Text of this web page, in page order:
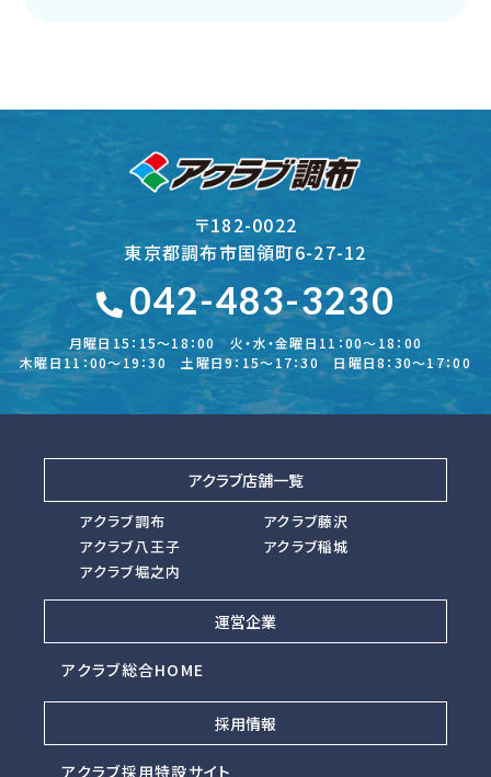
〒182-0022
東京都調布市国領町6-27-12
042-483-3230
月曜日15：15～18：00 火・水・金曜日11：00～18：00
木曜日11：00～19：30 土曜日9：15～17：30 日曜日8：30～17：00
アクラブ店舗一覧
アクラブ調布
アクラブ藤沢
アクラブ八王子
アクラブ稲城
アクラブ堀之内
運営企業
アクラブ総合HOME
採用情報
アクラブ採用特設サイト